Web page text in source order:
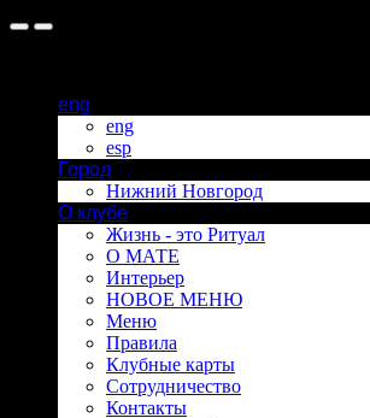
eng
eng
esp
Город
Нижний Новгород
О клубе
Жизнь - это Ритуал
О МАТЕ
Интерьер
НОВОЕ МЕНЮ
Меню
Правила
Клубные карты
Сотрудничество
Контакты